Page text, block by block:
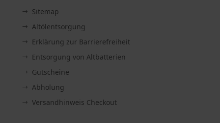
Sitemap
Altölentsorgung
Erklärung zur Barrierefreiheit
Entsorgung von Altbatterien
Gutscheine
Abholung
Versandhinweis Checkout